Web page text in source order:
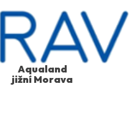
Aqualand
jižní Morava